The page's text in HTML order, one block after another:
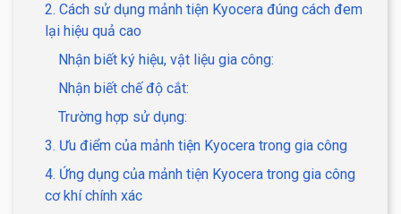
2. Cách sử dụng mảnh tiện Kyocera đúng cách đem
lại hiệu quả cao
Nhận biết ký hiệu, vật liệu gia công:
Nhận biết chế độ cắt:
Trường hợp sử dụng:
3. Ưu điểm của mảnh tiện Kyocera trong gia công
4. Ứng dụng của mảnh tiện Kyocera trong gia công
cơ khí chính xác